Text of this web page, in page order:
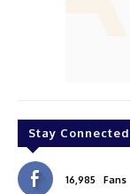
Stay Connected
16,985 Fans